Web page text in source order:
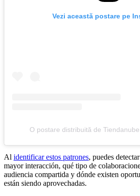
Vezi această postare pe
O postare distribuită de
Al identificar estos patrones, puedes
mayor interacción, qué tipo de
audiencia compartida y dónde existen
están siendo aprovechadas.